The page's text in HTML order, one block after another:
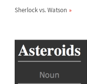
Sherlock vs. Watson